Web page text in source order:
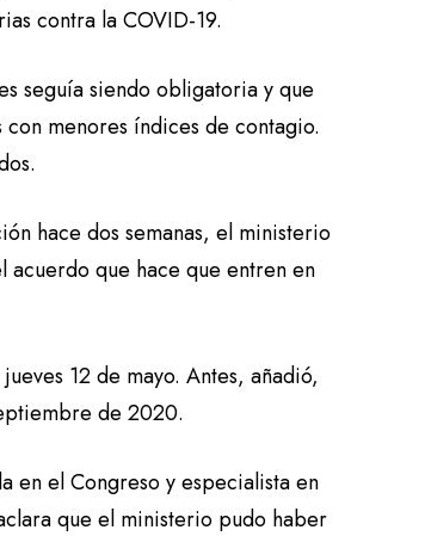
contra la COVID-19.
seguía siendo obligatoria y que
menores índices de contagio.
hace dos semanas, el ministerio
que hace que entren en
12 de mayo. Antes, añadió,
de 2020.
en el Congreso y especialista en
que el ministerio pudo haber